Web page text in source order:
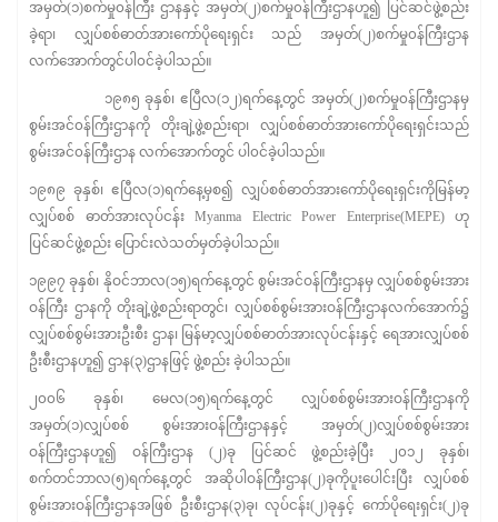
အမှတ်(၁)စက်မှု၀န်ကြီး ဌာနနှင့် အမှတ်(၂)စက်မှု၀န်ကြီးဌာနဟူ၍ ပြင်ဆင်ဖွဲ့စည်း
ခဲ့ရာ၊ လျှပ်စစ်ဓာတ်အားကော်ပိုရေးရှင်း သည် အမှတ်(၂)စက်မှု၀န်ကြီးဌာန
လက်အောက်တွင်ပါ၀င်ခဲ့ပါသည်။
၁၉၈၅ ခုနှစ်၊ ဧပြီလ(၁၂)ရက်နေ့တွင် အမှတ်(၂)စက်မှု၀န်ကြီးဌာနမှ
စွမ်းအင်၀န်ကြီးဌာနကို တိုးချဲ့ဖွဲ့စည်းရာ၊ လျှပ်စစ်ဓာတ်အားကော်ပိုရေးရှင်းသည်
စွမ်းအင်၀န်ကြီးဌာန လက်အောက်တွင် ပါ၀င်ခဲ့ပါသည်။
၁၉၈၉ ခုနှစ်၊ ဧပြီလ(၁)ရက်နေ့မှစ၍ လျှပ်စစ်ဓာတ်အားကော်ပိုရေးရှင်းကိုမြန်မာ့
လျှပ်စစ် ဓာတ်အားလုပ်ငန်း Myanma Electric Power Enterprise(MEPE) ဟု
ပြင်ဆင်ဖွဲ့စည်း ပြောင်းလဲသတ်မှတ်ခဲ့ပါသည်။
၁၉၉၇ ခုနှစ်၊ နိုဝင်ဘာလ(၁၅)ရက်နေ့တွင် စွမ်းအင်ဝန်ကြီးဌာနမှ လျှပ်စစ်စွမ်းအား
ဝန်ကြီး ဌာနကို တိုးချဲ့ဖွဲ့စည်းရာတွင်၊ လျှပ်စစ်စွမ်းအားဝန်ကြီးဌာနလက်အောက်၌
လျှပ်စစ်စွမ်းအားဦးစီး ဌာန၊ မြန်မာ့လျှပ်စစ်ဓာတ်အားလုပ်ငန်းနှင့် ရေအားလျှပ်စစ်
ဦးစီးဌာနဟူ၍ ဌာန(၃)ဌာနဖြင့် ဖွဲ့စည်း ခဲ့ပါသည်။
၂၀၀၆ ခုနှစ်၊ မေလ(၁၅)ရက်နေ့တွင် လျှပ်စစ်စွမ်းအားဝန်ကြီးဌာနကို
အမှတ်(၁)လျှပ်စစ် စွမ်းအားဝန်ကြီးဌာနနှင့် အမှတ်(၂)လျှပ်စစ်စွမ်းအား
ဝန်ကြီးဌာနဟူ၍ ဝန်ကြီးဌာန (၂)ခု ပြင်ဆင် ဖွဲ့စည်းခဲ့ပြီး ၂၀၁၂ ခုနှစ်၊
စက်တင်ဘာလ(၅)ရက်နေ့တွင် အဆိုပါဝန်ကြီးဌာန(၂)ခုကိုပူးပေါင်းပြီး လျှပ်စစ်
စွမ်းအားဝန်ကြီးဌာနအဖြစ် ဦးစီးဌာန(၃)ခု၊ လုပ်ငန်း(၂)ခုနှင့် ကော်ပိုရေးရှင်း(၂)ခု